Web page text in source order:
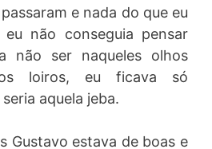
e nada do que eu
eu não conseguia pensar
não ser naqueles olhos
loiros, eu ficava só
aquela jeba.
Gustavo estava de boas e